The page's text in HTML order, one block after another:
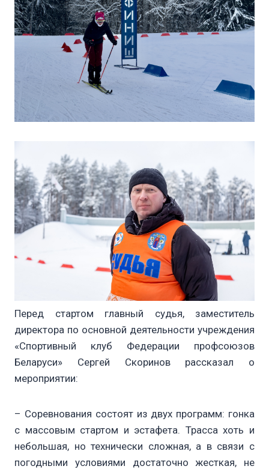
Перед стартом главный судья, заместитель
директора по основной деятельности учреждения
«Спортивный клуб Федерации профсоюзов
Беларуси» Сергей Скоринов рассказал о
мероприятии:
– Соревнования состоят из двух программ: гонка
с массовым стартом и эстафета. Трасса хоть и
небольшая, но технически сложная, а в связи с
погодными условиями достаточно жесткая, не